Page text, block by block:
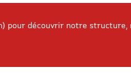
pour découvrir notre structure,